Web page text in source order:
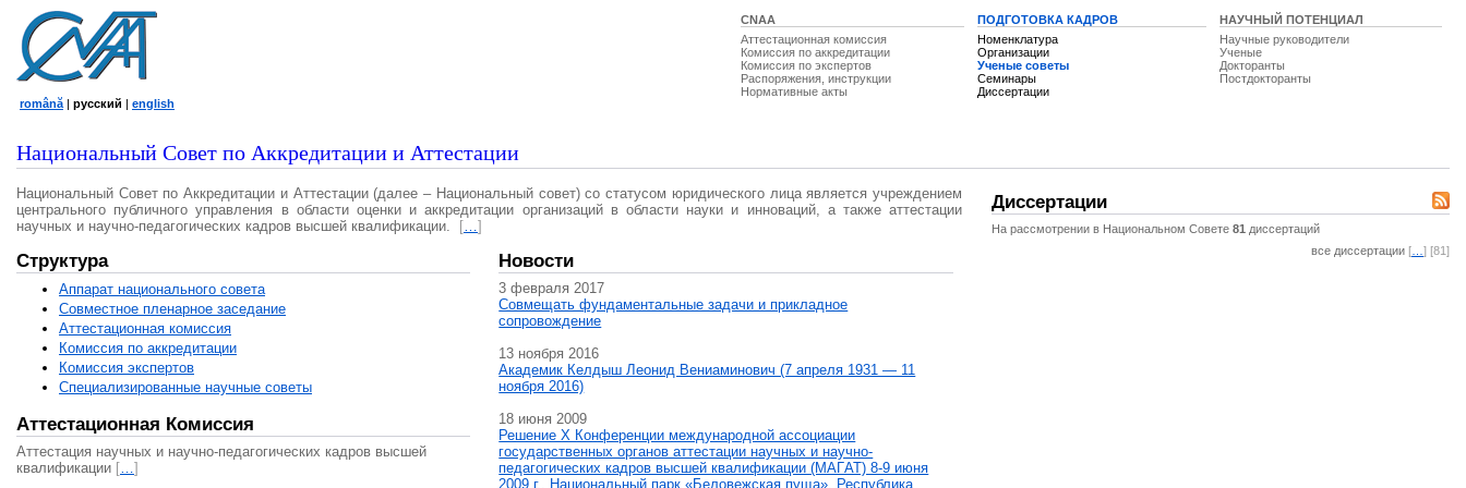
CNAA
Аттестационная комиссия
Комиссия по аккредитации
Комиссия по экспертов
Распоряжения, инструкции
Нормативные акты
ПОДГОТОВКА КАДРОВ
Номенклатура
Организации
Ученые советы
Семинары
Диссертации
НАУЧНЫЙ ПОТЕНЦИАЛ
Научные руководители
Ученые
Докторанты
Постдокторанты
română | русский | english
Национальный Совет по Аккредитации и Аттестации
Национальный Совет по Аккредитации и Аттестации (далее – Национальный совет) со статусом юридического лица является учреждением
центрального публичного управления в области оценки и аккредитации организаций в области науки и инноваций, а также аттестации
научных и научно-педагогических кадров высшей квалификации.
[…]
Структура
Аппарат национального совета
Совместное пленарное заседание
Аттестационная комисcия
Комиссия по аккредитации
Комиссия экспертов
Специализированные научные советы
Аттестационная Комиссия
Аттестация научных и научно-педагогических кадров высшей
квалификации […]
Новости
3 февраля 2017
Совмещать фундаментальные задачи и прикладное
сопровождение
13 ноября 2016
Академик Келдыш Леонид Вениаминович (7 апреля 1931 — 11
ноября 2016)
18 июня 2009
Решение X Конференции международной ассоциации
государственных органов аттестации научных и научно-
педагогических кадров высшей квалификации (МАГAT) 8-9 июня
2009 г., Национальный парк «Беловежская пуща», Республика
Диссертации
На рассмотрении в Национальном Совете 81 диссертаций
все диссертации [ ] [81]